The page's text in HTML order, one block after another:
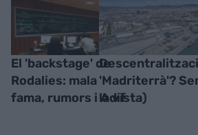
El 'backstage' de
Rodalies: mala
fama, rumors i Adif
'Madriterrà'?
la vista)